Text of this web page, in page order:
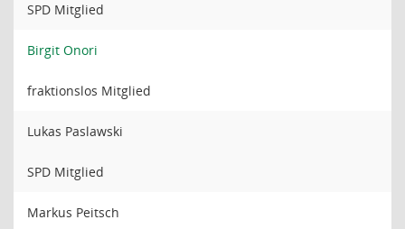
SPD Mitglied
Birgit Onori
fraktionslos Mitglied
Lukas Paslawski
SPD Mitglied
Markus Peitsch